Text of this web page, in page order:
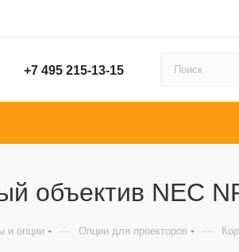
+7 495 215-13-15
объектив NEC
и опции — Опции для проекторов —